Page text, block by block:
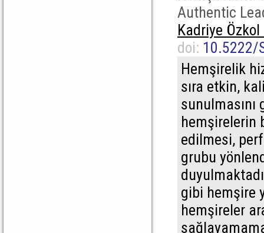
Authentic
Kadriye Özkol
doi: 10.5222/
Hemşirelik
sıra etkin,
hemşirelerin
edilmesi,
grubu
gibi hemşire
hemşireler